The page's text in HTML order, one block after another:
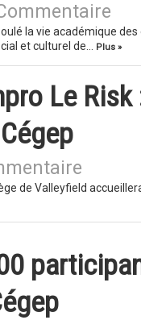
la vie académique
et culturel de…
Plus »
Le
de Valleyfield